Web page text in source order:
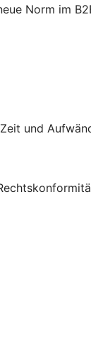
Norm im
und